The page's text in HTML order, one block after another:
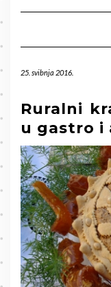
25. svibnja 2016.
Ruralni
u gastro i